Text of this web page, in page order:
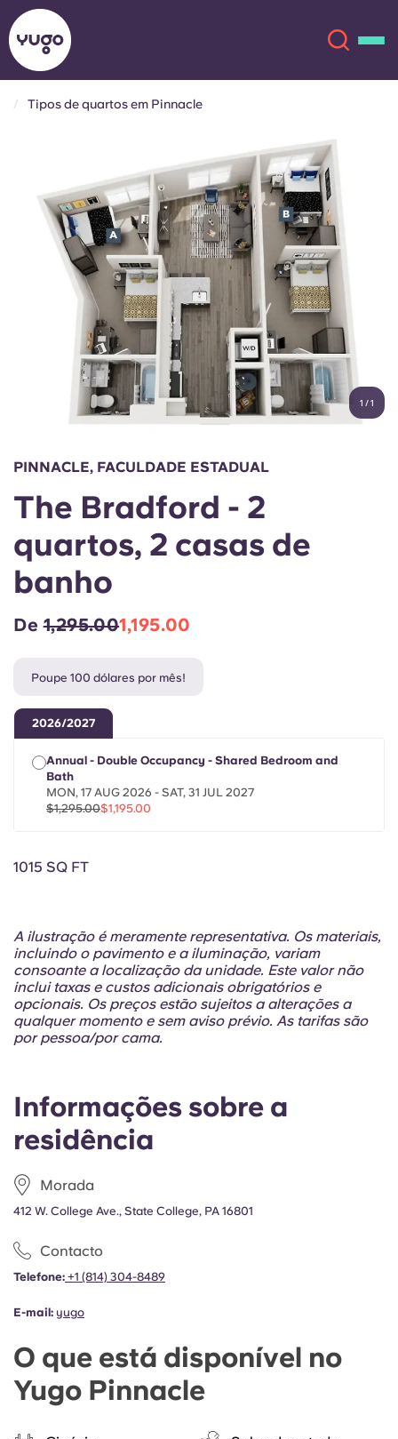
Localizações
Mais
Conta Língua
English (GB)
Chinese
Español
French
Selecione um país
Reservar agora
English (US)
Chinese Español
Català Deutsch
Italian French
Portuguese
Tipos de quartos em Pinnacle
1 /1
Informações sobre a
residência
Morada
412 W. College Ave., State College, PA 16801
Contacto
Telefone: +1 (814) 304-8489
E-mail: yugo
O que está disponível no
Yugo Pinnacle
PINNACLE, FACULDADE ESTADUAL
The Bradford - 2
quartos, 2 casas de
banho
De1,295.001,195.00
Poupe 100 dólares por mês!
2026/2027
Annual - Double Occupancy - Shared Bedroom and
Bath
MON, 17 AUG 2026 - SAT, 31 JUL 2027
$1,295.00$1,195.00
1015 SQ FT
A ilustração é meramente representativa. Os materiais,
incluindo o pavimento e a iluminação, variam
consoante a localização da unidade. Este valor não
inclui taxas e custos adicionais obrigatórios e
opcionais. Os preços estão sujeitos a alterações a
qualquer momento e sem aviso prévio. As tarifas são
por pessoa/por cama.